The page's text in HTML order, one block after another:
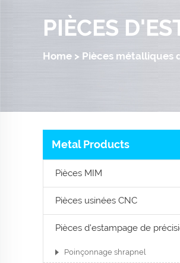
PIÈCES
Home > Pièces métalliques
Metal Products
Pièces MIM
Pièces usinées CNC
Pièces d'estampage de
Poinçonnage shrapnel